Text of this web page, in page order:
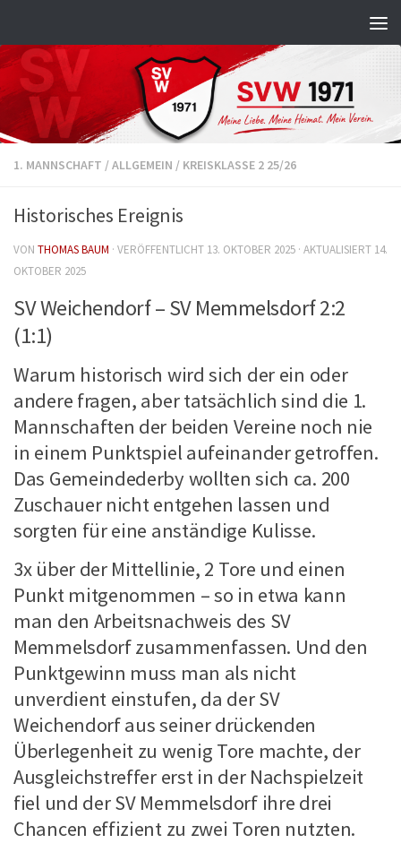
1. MANNSCHAFT /ALLGEMEIN / KREISKLASSE 2 25/26
Historisches Ereignis
VON THOMAS BAUM · VERÖFFENTLICHT 13. OKTOBER 2025 · AKTUALISIERT 14.
OKTOBER 2025
SV Weichendorf – SV Memmelsdorf 2:2
(1:1)
Warum historisch wird sich der ein oder
andere fragen, aber tatsächlich sind die 1.
Mannschaften der beiden Vereine noch nie
in einem Punktspiel aufeinander getroffen.
Das Gemeindederby wollten sich ca. 200
Zuschauer nicht entgehen lassen und
sorgten für eine anständige Kulisse.
3x über der Mittellinie, 2 Tore und einen
Punkt mitgenommen – so in etwa kann
man den Arbeitsnachweis des SV
Memmelsdorf zusammenfassen. Und den
Punktgewinn muss man als nicht
unverdient einstufen, da der SV
Weichendorf aus seiner drückenden
Überlegenheit zu wenig Tore machte, der
Ausgleichstreffer erst in der Nachspielzeit
fiel und der SV Memmelsdorf ihre drei
Chancen effizient zu zwei Toren nutzten.